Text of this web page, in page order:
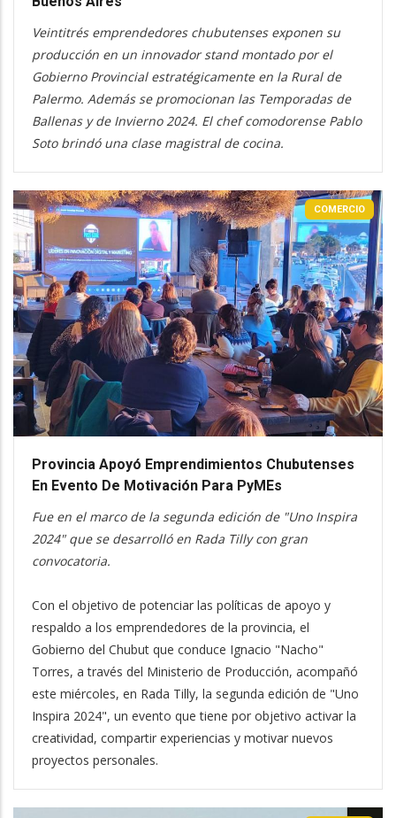
Veintitrés emprendedores chubutenses exponen su
producción en un innovador stand montado por el
Gobierno Provincial estratégicamente en la Rural de
Palermo. Además se promocionan las Temporadas de
Ballenas y de Invierno 2024. El chef comodorense Pablo
Soto brindó una clase magistral de cocina.
COMERCIO
Provincia Apoyó Emprendimientos Chubutenses
En Evento De Motivación Para PyMEs
Fue en el marco de la segunda edición de "Uno Inspira
2024" que se desarrolló en Rada Tilly con gran
convocatoria.
Con el objetivo de potenciar las políticas de apoyo y
respaldo a los emprendedores de la provincia, el
Gobierno del Chubut que conduce Ignacio "Nacho"
Torres, a través del Ministerio de Producción, acompañó
este miércoles, en Rada Tilly, la segunda edición de "Uno
Inspira 2024", un evento que tiene por objetivo activar la
creatividad, compartir experiencias y motivar nuevos
proyectos personales.